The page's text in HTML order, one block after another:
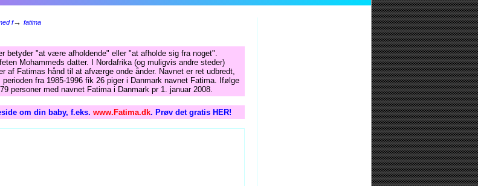
f→ fatima
betyder "at være afholdende" eller "at afholde sig fra noget".
Mohammeds datter. I Nordafrika (og muligvis andre steder)
af Fatimas hånd til at afværge onde ånder. Navnet er ret udbredt,
fra 1985-1996 fik 26 piger i Danmark navnet Fatima. Ifølge
personer med navnet Fatima i Danmark pr 1. januar 2008.
om din baby, f.eks. www.Fatima.dk. Prøv det gratis HER!